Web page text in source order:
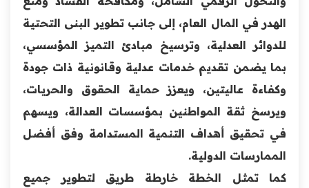
الهدر في المال العام، إلى جانب تطوير البنى التحتية
للدوائر العدلية، وترسيخ مبادئ التميز المؤسسي،
بما يضمن تقديم خدمات عدلية وقانونية ذات جودة
وكفاءة عاليتين، ويعزز حماية الحقوق والحريات،
ويرسخ ثقة المواطنين بمؤسسات العدالة، ويسهم
في تحقيق أهداف التنمية المستدامة وفق أفضل
الممارسات الدولية.
كما تمثل الخطة خارطة طريق لتطوير جميع